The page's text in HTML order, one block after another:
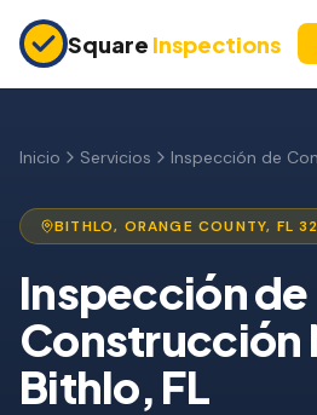
Square Inspections
Inspección Pre-Compra
Garantía 11 Meses
Inspección de Condominio
Inspección Pre-Listado
Propiedad de Inversión
Inicio Servicios Inspección de
BITHLO, ORANGE COUNTY, FL
Inspección de
Construcción
Bithlo, FL